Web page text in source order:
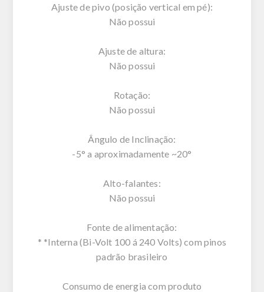
Ajuste de pivo (posição vertical em pé):
Não possui
Ajuste de altura:
Não possui
Rotação:
Não possui
Ângulo de Inclinação:
-5° a aproximadamente ~20°
Alto-falantes:
Não possui
Fonte de alimentação:
* *Interna (Bi-Volt 100 á 240 Volts) com pinos
padrão brasileiro
Consumo de energia com produto